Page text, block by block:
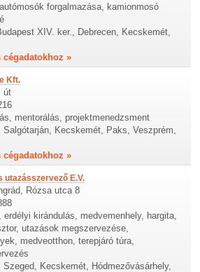
forgalmazása, kamionmosó
XIV. ker., Debrecen, Kecskemét,
cégadatokhoz »
Kft.
út
mentorálás, projektmenedzsment
Salgótarján, Kecskemét, Paks, Veszprém,
cégadatokhoz »
utazásszervező E.V.
Rózsa utca 8
erdélyi kirándulás, medvemenhely, hargita,
utazások megszervezése,
medveotthon, terepjáró túra,
Szeged, Kecskemét, Hódmezővásárhely,